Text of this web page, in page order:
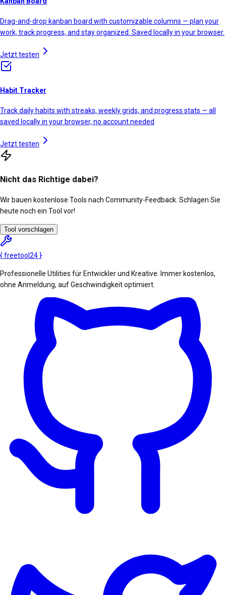
Drag-and-drop kanban board with customizable columns — plan your
work, track progress, and stay organized. Saved locally in your browser.
Jetzt testen
Habit Tracker
Track daily habits with streaks, weekly grids, and progress stats — all
saved locally in your browser, no account needed
Jetzt testen
Nicht das Richtige dabei?
Wir bauen kostenlose Tools nach Community-Feedback. Schlagen Sie
heute noch ein Tool vor!
Tool vorschlagen
{freetool 24 }
Professionelle Utilities für Entwickler und Kreative. Immer kostenlos,
ohne Anmeldung, auf Geschwindigkeit optimiert.